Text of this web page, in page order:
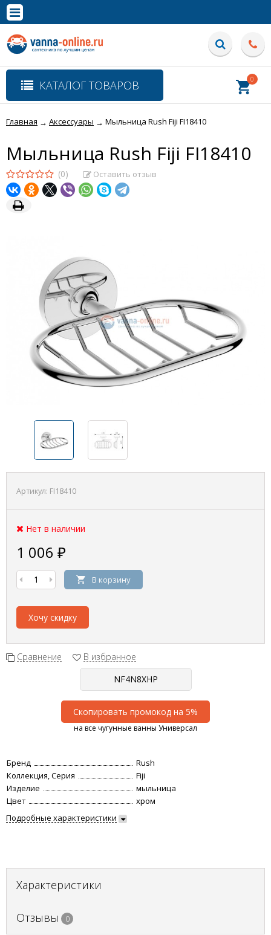
Полная версия сайта
КАТАЛОГ ТОВАРОВ 0
Главная → Аксессуары → Мыльница Rush Fiji FI18410
Мыльница Rush Fiji FI18410
(0) Оставить отзыв
Артикул: FI18410
Нет в наличии
1 006 ₽
В корзину
Хочу скидку
Сравнение В избранное
Скопировать промокод на 5%
на все чугунные ванны Универсал
Бренд
Rush
Коллекция, Серия
Fiji
Изделие
мыльница
Цвет
хром
Подробные характеристики
Характеристики
Отзывы 0